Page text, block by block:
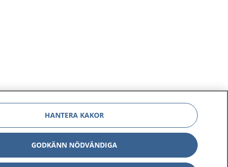
HANTERA KAKOR
GODKÄNN NÖDVÄNDIGA